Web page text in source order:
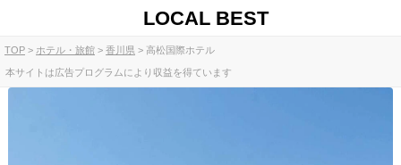
LOCAL BEST
TOP ホテル・旅館 香川県 高松国際ホテル
本サイトは広告プログラムにより収益を得ています